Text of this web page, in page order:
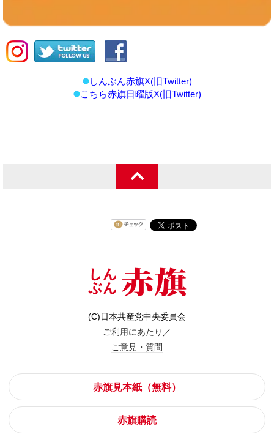
しんぶん赤旗X(旧Twitter)
こちら赤旗日曜版X(旧Twitter)
(C)日本共産党中央委員会
ご利用にあたり ／
ご意見・質問
赤旗見本紙（無料）
赤旗購読